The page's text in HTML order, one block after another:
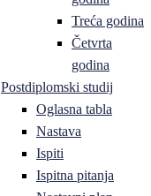
Treća godina
Četvrta
godina
Postdiplomski studij
Oglasna tabla
Nastava
Ispiti
Ispitna pitanja